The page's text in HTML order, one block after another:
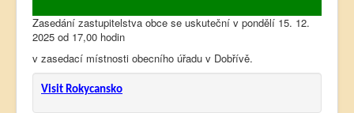
Zasedání zastupitelstva obce se uskuteční v pondělí 15. 12.
2025 od 17,00 hodin
v zasedací místnosti obecního úřadu v Dobřívě.
Visit Rokycansko